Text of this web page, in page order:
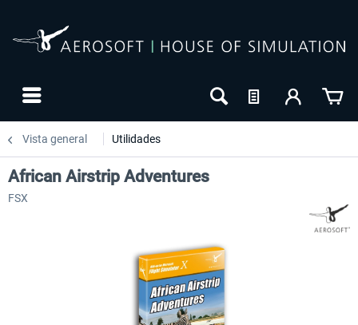
Vista general Utilidades
African Airstrip Adventures
FSX